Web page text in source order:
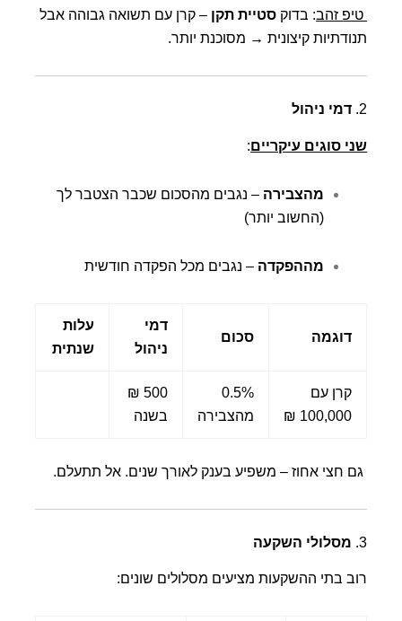
טיפ זהב: בדוק סטיית תקן – קרן עם תשואה גבוהה אבל
תנודתיות קיצונית → מסוכנת יותר.
2. דמי ניהול
שני סוגים עיקריים:
מהצבירה – נגבים מהסכום שכבר הצטבר לך
(החשוב יותר)
מההפקדה – נגבים מכל הפקדה חודשית
דוגמה סכום
דמי
ניהול
עלות
שנתית
קרן עם
100,000 ₪
0.5%
מהצבירה
500 ₪
בשנה
גם חצי אחוז – משפיע בענק לאורך שנים. אל תתעלם.
3. מסלולי השקעה
רוב בתי ההשקעות מציעים מסלולים שונים: